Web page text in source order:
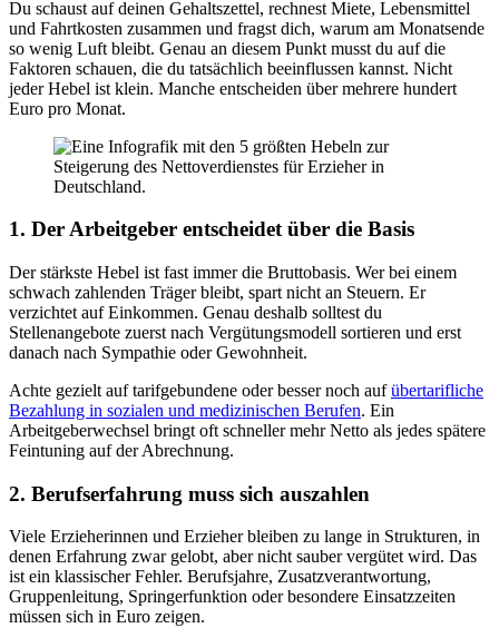
Du schaust auf deinen Gehaltszettel, rechnest Miete, Lebensmittel
und Fahrtkosten zusammen und fragst dich, warum am Monatsende
so wenig Luft bleibt. Genau an diesem Punkt musst du auf die
Faktoren schauen, die du tatsächlich beeinflussen kannst. Nicht
jeder Hebel ist klein. Manche entscheiden über mehrere hundert
Euro pro Monat.
1. Der Arbeitgeber entscheidet über die Basis
Der stärkste Hebel ist fast immer die Bruttobasis. Wer bei einem
schwach zahlenden Träger bleibt, spart nicht an Steuern. Er
verzichtet auf Einkommen. Genau deshalb solltest du
Stellenangebote zuerst nach Vergütungsmodell sortieren und erst
danach nach Sympathie oder Gewohnheit.
Achte gezielt auf tarifgebundene oder besser noch aufübertarifliche
Bezahlung in sozialen und medizinischen Berufen. Ein
Arbeitgeberwechsel bringt oft schneller mehr Netto als jedes spätere
Feintuning auf der Abrechnung.
2. Berufserfahrung muss sich auszahlen
Viele Erzieherinnen und Erzieher bleiben zu lange in Strukturen, in
denen Erfahrung zwar gelobt, aber nicht sauber vergütet wird. Das
ist ein klassischer Fehler. Berufsjahre, Zusatzverantwortung,
Gruppenleitung, Springerfunktion oder besondere Einsatzzeiten
müssen sich in Euro zeigen.